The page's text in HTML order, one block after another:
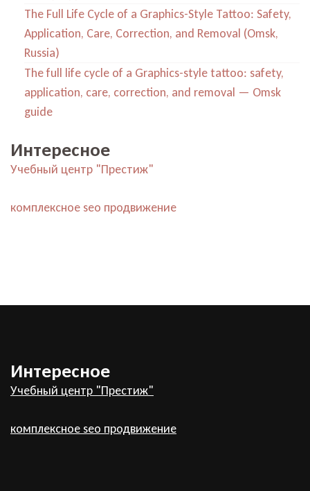
The Full Life Cycle of a Graphics-Style Tattoo: Safety,
Application, Care, Correction, and Removal (Omsk,
Russia)
The full life cycle of a Graphics-style tattoo: safety,
application, care, correction, and removal — Omsk
guide
Интересное
Учебный центр "Престиж"
комплексное seo продвижение
Интересное
Учебный центр "Престиж"
комплексное seo продвижение